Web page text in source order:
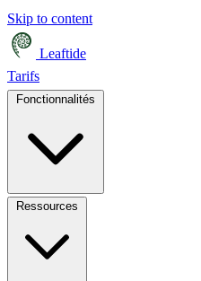
Skip to content
Leaftide
Tarifs